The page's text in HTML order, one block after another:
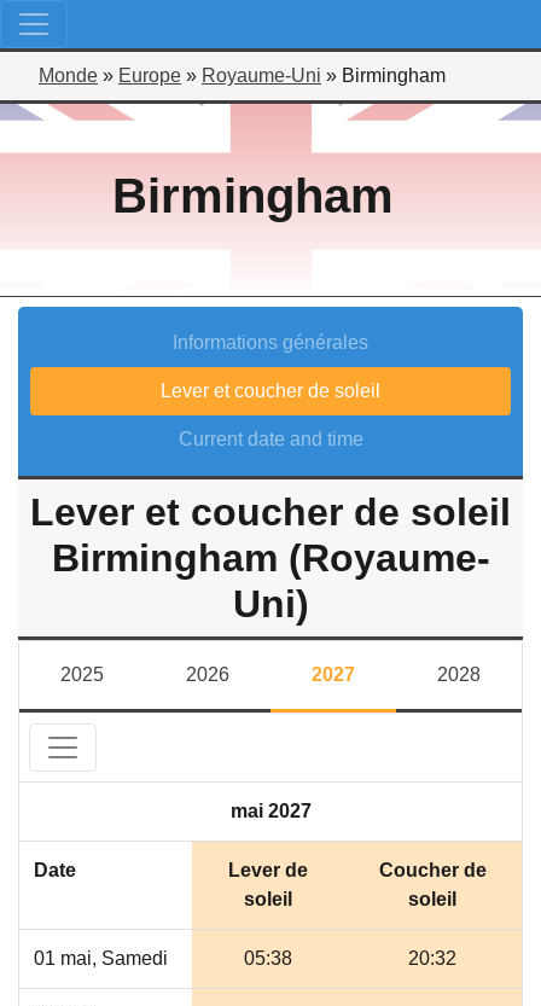
Monde » Europe » Royaume-Uni » Birmingham
Birmingham
Informations générales
Lever et coucher de soleil
Current date and time
Lever et coucher de soleil
Birmingham (Royaume-
Uni)
2025 2026 2027 2028
mai 2027
Date
Lever de
soleil
Coucher de
soleil
01 mai, Samedi 05:38 20:32